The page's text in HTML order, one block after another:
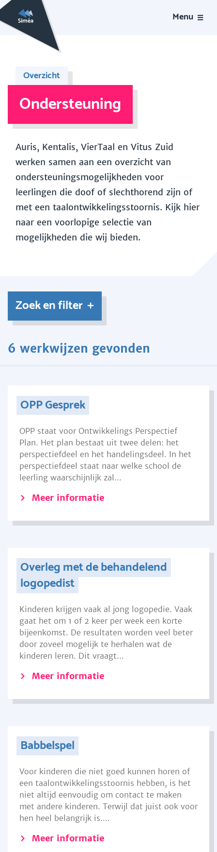
Menu
Overzicht
Ondersteuning
Auris, Kentalis, VierTaal en Vitus Zuid
werken samen aan een overzicht van
ondersteuningsmogelijkheden voor
leerlingen die doof of slechthorend zijn of
met een taalontwikkelingsstoornis. Kijk hier
naar een voorlopige selectie van
mogelijkheden die wij bieden.
Zoek en filter
6 werkwijzen gevonden
OPP Gesprek
OPP staat voor Ontwikkelings Perspectief
Plan. Het plan bestaat uit twee delen: het
perspectiefdeel en het handelingsdeel. In het
perspectiefdeel staat naar welke school de
leerling waarschijnlijk zal...
Meer informatie
Overleg met de behandelend
logopedist
Kinderen krijgen vaak al jong logopedie. Vaak
gaat het om 1 of 2 keer per week een korte
bijeenkomst. De resultaten worden veel beter
door zoveel mogelijk te herhalen wat de
kinderen leren. Dit vraagt...
Meer informatie
Babbelspel
Voor kinderen die niet goed kunnen horen of
een taalontwikkelingsstoornis hebben, is het
niet altijd eenvoudig om contact te maken
met andere kinderen. Terwijl dat juist ook voor
hen heel belangrijk is....
Meer informatie